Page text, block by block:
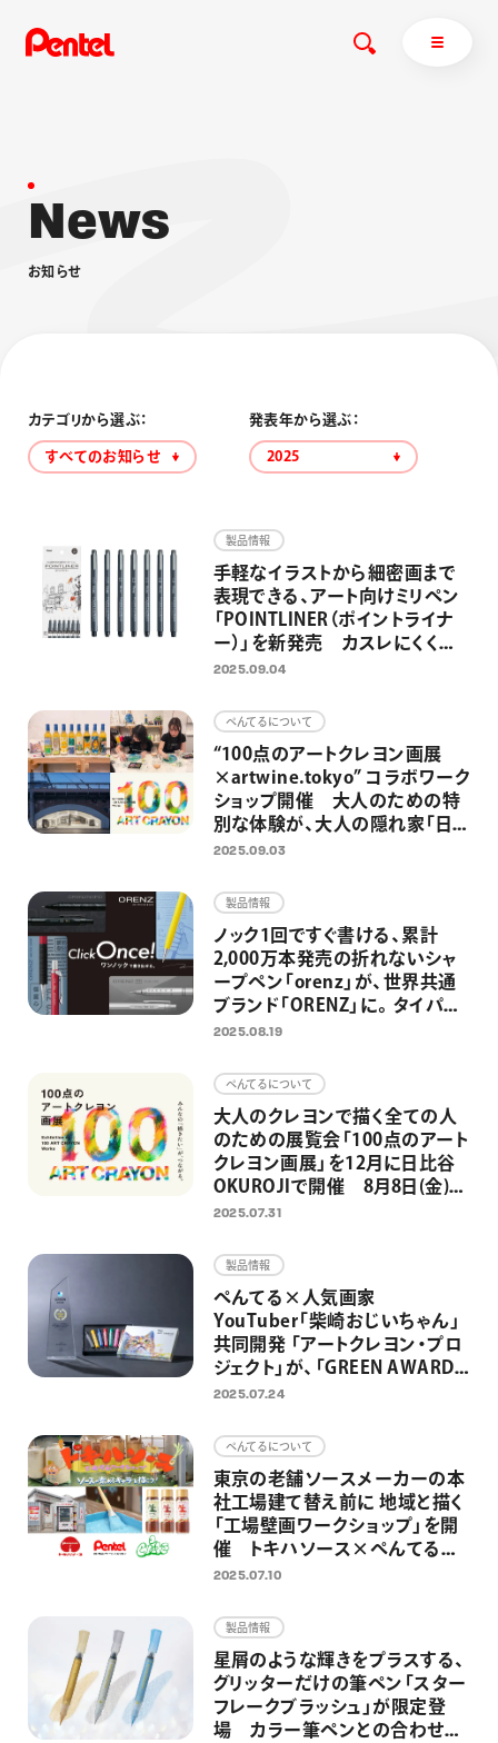
商品を探す
ブラッシュ（筆）
その他
採用情報
運営会社
News
お知 らせ
カテゴリから選ぶ：
すべてのお知らせ
発表年から選ぶ：
2025
製品情報
手軽なイラストから細密画まで
表現できる、アート向けミリペン
「POINTLINER（ポイントライナ
ー）」を新発売 カスレにくく安
定した描き心地で均一な線が描
2025.09.04
ぺんてるについて
“100点のアートクレヨン画展
×artwine.tokyo” コラボワーク
ショップ開催 大人のための特
別な体験が、大人の隠れ家「日
比谷OKUROJI」への展示へ
2025.09.03
製品情報
ノック1回ですぐ書ける、累計
2,000万本発売の折れないシャ
ープペン「orenz」が、世界共通
ブランド「ORENZ」に。タイパに
優れたZ世代向けシャープペン
2025.08.19
ぺんてるについて
大人のクレヨンで描く全ての人
のための展覧会「100点のアート
クレヨン画展」を12月に日比谷
OKUROJIで開催 8月8日(金)よ
り作品募集開始
2025.07.31
製品情報
ぺんてる×人気画家
YouTuber「柴崎おじいちゃん」
共同開発 「アートクレヨン・プロ
ジェクト」が、「GREEN AWARD
2024」のGOLDアワードを受
ートクレヨン画展」募集開始
2025.07.24
ぺんてるについて
東京の老舗ソースメーカーの本
社工場建て替え前に 地域と描く
「工場壁画ワークショップ」を開
催 トキハソース×ぺんてる×
ミズグチグッチ氏共同企画
2025.07.10
製品情報
星屑のような輝きをプラスする、
グリッターだけの筆ペン「スター
フレークブラッシュ」が限定登
場 カラー筆ペンとの合わせ使